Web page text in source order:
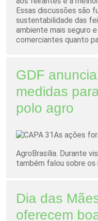
Essas discussões são
sustentabilidade das
ambiente mais seguro
comerciantes quanto
GDF
medidas
polo agro
As ações
AgroBrasília. Durante
também falou sobre os
Dia das
oferecem